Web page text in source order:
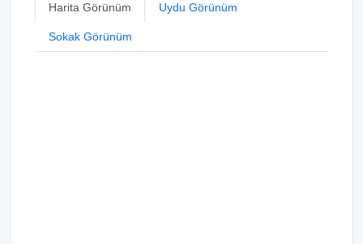
Harita Görünüm Uydu Görünüm
Sokak Görünüm